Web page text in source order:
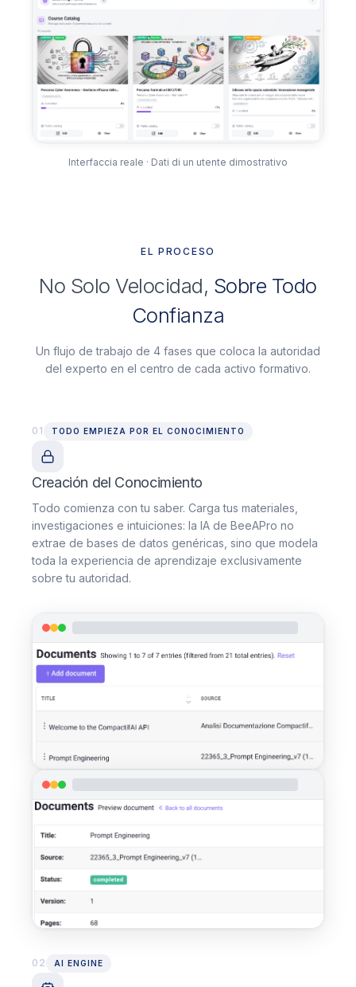
Interfaccia reale · Dati di un utente dimostrativo
EL PROCESO
No Solo Velocidad, Sobre Todo
Confianza
Un flujo de trabajo de 4 fases que coloca la autoridad
del experto en el centro de cada activo formativo.
01 TODO EMPIEZA POR EL CONOCIMIENTO
Creación del Conocimiento
Todo comienza con tu saber. Carga tus materiales,
investigaciones e intuiciones: la IA de BeeAPro no
extrae de bases de datos genéricas, sino que modela
toda la experiencia de aprendizaje exclusivamente
sobre tu autoridad.
02 AI ENGINE